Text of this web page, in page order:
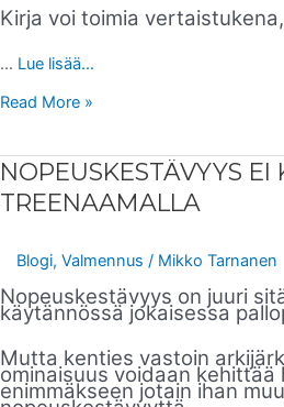
Kirja voi toimia
… Lue lisää...
Read More »
NOPEUSKESTÄVYYS
TREENAAMALLA
Blogi, Valmennus / Mikko Tarnanen
Nopeuskestävyys on juuri
käytännössä jokaisessa
Mutta kenties vastoin
ominaisuus voidaan kehittää
enimmäkseen jotain ihan
NOPEUSKESTÄVYYS
EI
KEHITY
VAIN